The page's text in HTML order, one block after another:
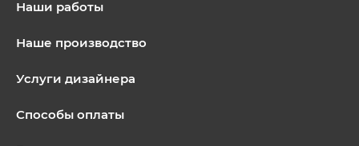
Наши работы
Наше производство
Услуги дизайнера
Способы оплаты